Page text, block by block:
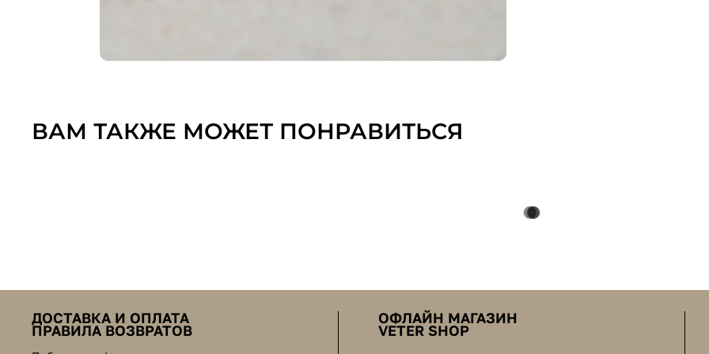
ВАМ ТАКЖЕ МОЖЕТ ПОНРАВИТЬСЯ
ДОСТАВКА И ОПЛАТА
ПРАВИЛА ВОЗВРАТОВ
ОФЛАЙН МАГАЗИН
VETER SHOP